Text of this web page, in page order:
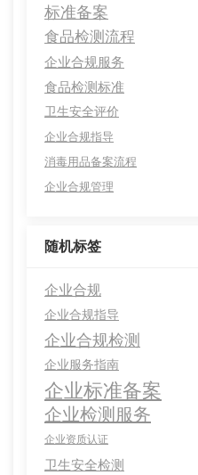
标准备案
食品检测流程
企业合规服务
食品检测标准
卫生安全评价
企业合规指导
消毒用品备案流程
企业合规管理
随机标签
企业合规
企业合规指导
企业合规检测
企业服务指南
企业标准备案
企业检测服务
企业资质认证
卫生安全检测